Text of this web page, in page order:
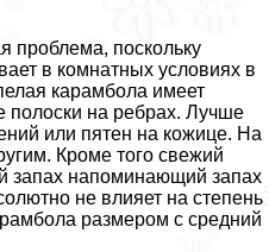
проблема, поскольку
в комнатных условиях в
карамбола имеет
полоски на ребрах. Лучше
или пятен на кожице. На
Кроме того свежий
запах напоминающий запах
не влияет на степень
размером с средний